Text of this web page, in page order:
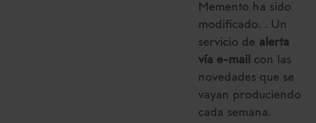
Memento ha sido
modificado. . Un
servicio de alerta
vía e-mail con las
novedades que se
vayan produciendo
cada semana.